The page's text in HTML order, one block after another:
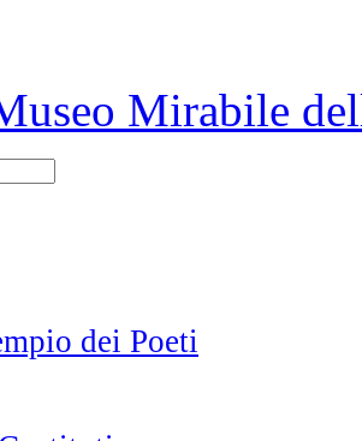
Mirabile
dei Poeti